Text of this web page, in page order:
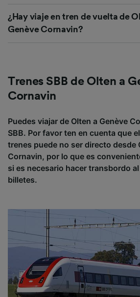
¿Hay viaje en tren de vuelta de
Genève Cornavin?
Trenes SBB de Olten a
Cornavin
Puedes viajar de Olten a Genève
SBB. Por favor ten en cuenta que
trenes puede no ser directo desde
Cornavin, por lo que es
si es necesario hacer transbordo
billetes.